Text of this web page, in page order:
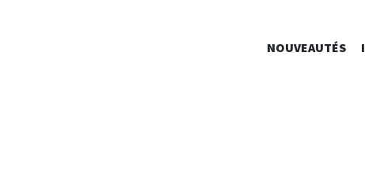
Identité Graphique, Édition, Signalétique…
NOUVEAUTÉS